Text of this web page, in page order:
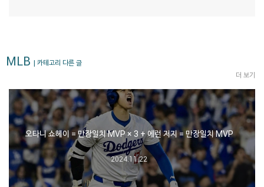
MLB | 카테고리 다른 글
더 보기
오타니 쇼헤이 = 만장일치 MVP × 3 + 에런 저지 = 만장일치 MVP
2024.11.22